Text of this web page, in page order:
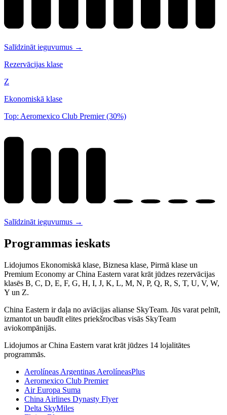
Salīdzināt ieguvumus →
Rezervācijas klase
Z
Ekonomiskā klase
Top: Aeromexico Club Premier (30%)
Salīdzināt ieguvumus →
Programmas ieskats
Lidojumos Ekonomiskā klase, Biznesa klase, Pirmā klase un
Premium Economy ar China Eastern varat krāt jūdzes rezervācijas
klasēs B, C, D, E, F, G, H, I, J, K, L, M, N, P, Q, R, S, T, U, V, W,
Y un Z.
China Eastern ir daļa no aviācijas alianse SkyTeam. Jūs varat pelnīt,
izmantot un baudīt elites priekšrocības visās SkyTeam
aviokompānijās.
Lidojumos ar China Eastern varat krāt jūdzes 14 lojalitātes
programmās.
Aerolíneas Argentinas AerolíneasPlus
Aeromexico Club Premier
Air Europa Suma
China Airlines Dynasty Flyer
Delta SkyMiles